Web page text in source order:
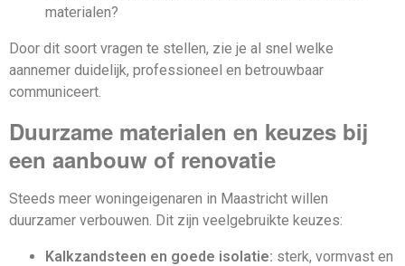
materialen?
Door dit soort vragen te stellen, zie je al snel welke
aannemer duidelijk, professioneel en betrouwbaar
communiceert.
Duurzame materialen en keuzes bij
een aanbouw of renovatie
Steeds meer woningeigenaren in Maastricht willen
duurzamer verbouwen. Dit zijn veelgebruikte keuzes:
Kalkzandsteen en goede isolatie: sterk, vormvast en